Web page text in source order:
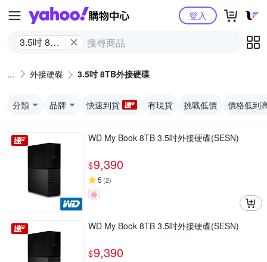
Yahoo購物中心
3.5吋 8TB
登入
外接硬碟 3.5吋 8TB外接硬碟
分類 品牌 快速到貨 有現貨 挑戰低價 價格低到
WD My Book 8TB 3.5吋外接硬碟(SESN)
$9,390
5 (2)
券
WD My Book 8TB 3.5吋外接硬碟(SESN)
$9,390